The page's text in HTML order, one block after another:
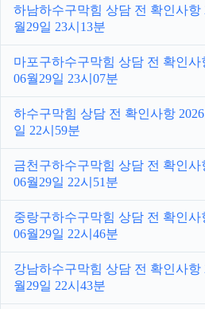
하남하수구막힘 상담 전 확인사항
월29일 23시13분
마포구하수구막힘 상담 전 확인사
06월29일 23시07분
하수구막힘 상담 전 확인사항
일 22시59분
금천구하수구막힘 상담 전 확인사
06월29일 22시51분
중랑구하수구막힘 상담 전 확인사
06월29일 22시46분
강남하수구막힘 상담 전 확인사항
월29일 22시43분